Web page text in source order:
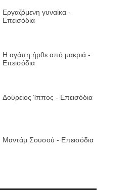
Εργαζόμενη γυναίκα -
Επεισόδια
Η αγάπη ήρθε από μακριά -
Επεισόδια
Δούρειος Ίππος - Επεισόδια
Μαντάμ Σουσού - Επεισόδια